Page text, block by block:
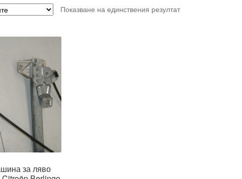
Показване на единствения резултат
за ляво